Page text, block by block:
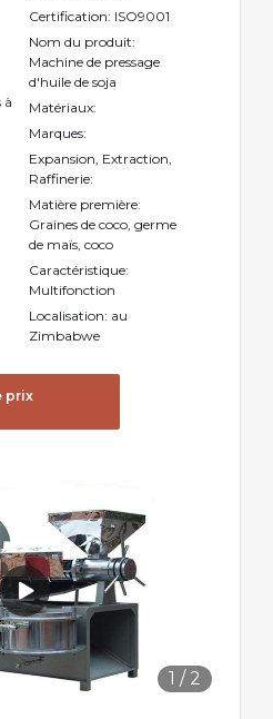
Certification: ISO9001
à
Nom du produit:
Machine de pressage
d'huile de soja
Matériaux:
Marques:
Expansion, Extraction,
Raffinerie:
Matière première:
Graines de coco, germe
de maïs, coco
Caractéristique:
Multifonction
Localisation: au
Zimbabwe
prix
1 / 2